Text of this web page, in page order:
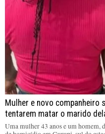
Mulher e novo companheiro
tentarem matar o marido
Uma mulher 43 anos e um homem,